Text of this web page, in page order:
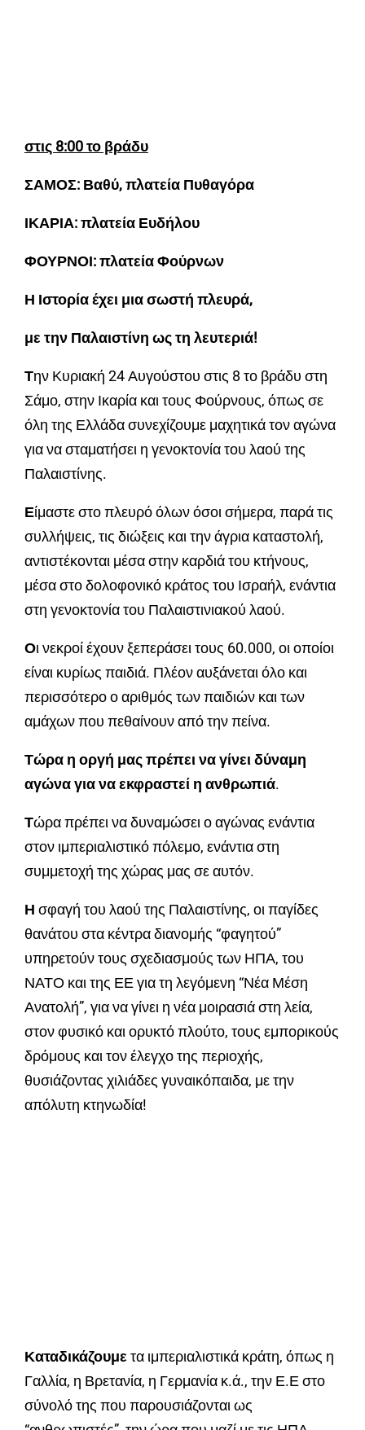
στις 8:00 το βράδυ
ΣΑΜΟΣ: Βαθύ, πλατεία Πυθαγόρα
ΙΚΑΡΙΑ: πλατεία Ευδήλου
ΦΟΥΡΝΟΙ: πλατεία Φούρνων
Η Ιστορία έχει μια σωστή πλευρά,
με την Παλαιστίνη ως τη λευτεριά!
Την Κυριακή 24 Αυγούστου στις 8 το βράδυ στη
Σάμο, στην Ικαρία και τους Φούρνους, όπως σε
όλη της Ελλάδα συνεχίζουμε μαχητικά τον αγώνα
για να σταματήσει η γενοκτονία του λαού της
Παλαιστίνης.
Είμαστε στο πλευρό όλων όσοι σήμερα, παρά τις
συλλήψεις, τις διώξεις και την άγρια καταστολή,
αντιστέκονται μέσα στην καρδιά του κτήνους,
μέσα στο δολοφονικό κράτος του Ισραήλ, ενάντια
στη γενοκτονία του Παλαιστινιακού λαού.
Οι νεκροί έχουν ξεπεράσει τους 60.000, οι οποίοι
είναι κυρίως παιδιά. Πλέον αυξάνεται όλο και
περισσότερο ο αριθμός των παιδιών και των
αμάχων που πεθαίνουν από την πείνα.
Τώρα η οργή μας πρέπει να γίνει δύναμη
αγώνα για να εκφραστεί η ανθρωπιά.
Τώρα πρέπει να δυναμώσει ο αγώνας ενάντια
στον ιμπεριαλιστικό πόλεμο, ενάντια στη
συμμετοχή της χώρας μας σε αυτόν.
Η σφαγή του λαού της Παλαιστίνης, οι παγίδες
θανάτου στα κέντρα διανομής “φαγητού”
υπηρετούν τους σχεδιασμούς των ΗΠΑ, του
ΝΑΤΟ και της ΕΕ για τη λεγόμενη “Νέα Μέση
Ανατολή”, για να γίνει η νέα μοιρασιά στη λεία,
στον φυσικό και ορυκτό πλούτο, τους εμπορικούς
δρόμους και τον έλεγχο της περιοχής,
θυσιάζοντας χιλιάδες γυναικόπαιδα, με την
απόλυτη κτηνωδία!
Καταδικάζουμε τα ιμπεριαλιστικά κράτη, όπως η
Γαλλία, η Βρετανία, η Γερμανία κ.ά., την Ε.Ε στο
σύνολό της που παρουσιάζονται ως